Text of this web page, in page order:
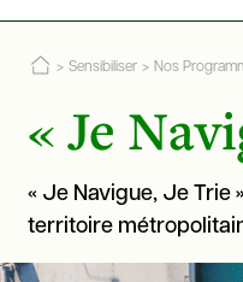
> Sensibiliser > Nos
« Je
« Je Navigue, Je Trie
territoire